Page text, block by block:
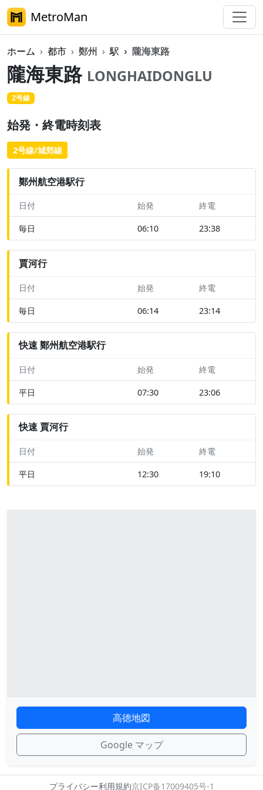
MetroMan
ホーム 都市 鄭州 駅 隴海東路
隴海東路 LONGHAIDONGLU
2号線
始発・終電時刻表
2号線/城郊線
鄭州航空港駅行
日付 始発 終電
毎日 06:10 23:38
賈河行
日付 始発 終電
毎日 06:14 23:14
快速 鄭州航空港駅行
日付 始発 終電
平日 07:30 23:06
快速 賈河行
日付 始発 終電
平日 12:30 19:10
高徳地図
Google マップ
プライバシー利用規約京ICP备17009405号-1